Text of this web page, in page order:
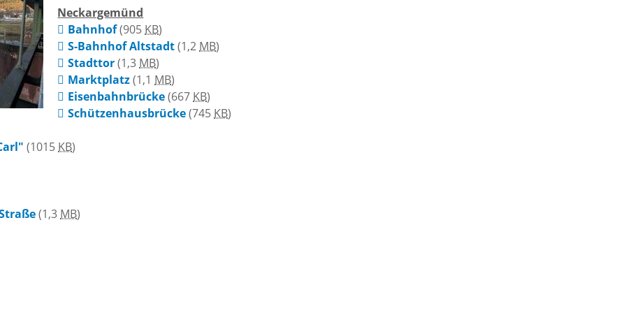
Markt
Die romantischen
Vier
Die Burgenstraße
Neckargemünd
Bahnhof(905 KB)
S-Bahnhof Altstadt(1,2 MB)
Stadttor(1,3 MB)
Marktplatz(1,1 MB)
Eisenbahnbrücke(667 KB)
Schützenhausbrücke(745 KB)
(1015 KB)
(1,3 MB)